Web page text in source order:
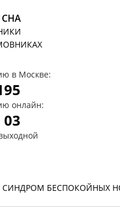
в Москве:
онлайн:
03
СИНДРОМ БЕСПОКОЙНЫХ